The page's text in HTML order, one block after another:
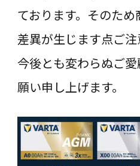
ております。そのた
差異が生じます点ご注
今後とも変わらぬご
願い申し上げます。